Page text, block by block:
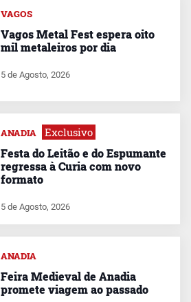
VAGOS
Vagos Metal Fest espera oito
mil metaleiros por dia
5 de Agosto, 2026
ANADIA Exclusivo
Festa do Leitão e do Espumante
regressa à Curia com novo
formato
5 de Agosto, 2026
ANADIA
Feira Medieval de Anadia
promete viagem ao passado